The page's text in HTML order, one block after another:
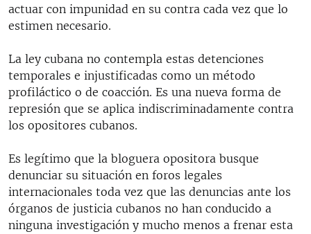
actuar con impunidad en su contra cada vez que lo
estimen necesario.
La ley cubana no contempla estas detenciones
temporales e injustificadas como un método
profiláctico o de coacción. Es una nueva forma de
represión que se aplica indiscriminadamente contra
los opositores cubanos.
Es legítimo que la bloguera opositora busque
denunciar su situación en foros legales
internacionales toda vez que las denuncias ante los
órganos de justicia cubanos no han conducido a
ninguna investigación y mucho menos a frenar esta